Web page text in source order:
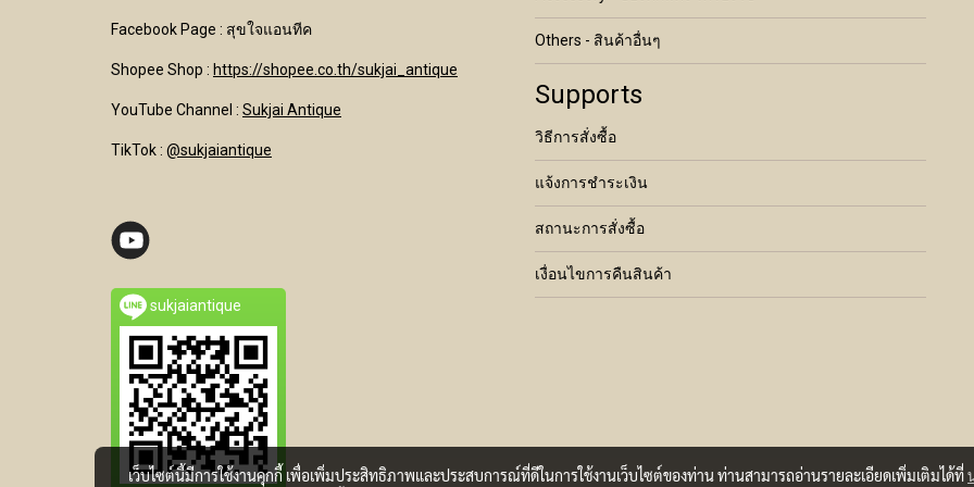
Facebook Page : สุขใจแอนทีค
Shopee Shop : https://shopee.co.th/sukjai_antique
YouTube Channel : Sukjai Antique
TikTok : @sukjaiantique
sukjaiantique
Others - สินค้าอื่นๆ
Supports
วิธีการสั่งซื้อ
แจ้งการชำระเงิน
สถานะการสั่งซื้อ
เงื่อนไขการคืนสินค้า
เว็บไซต์นี้มีการใช้งานคุกกี้ เพื่อเพิ่มประสิทธิภาพและประสบการณ์ที่ดีในการใช้งานเว็บไซต์ของท่าน ท่านสามารถอ่านรายละเอียดเพิ่มเติมได้ที่